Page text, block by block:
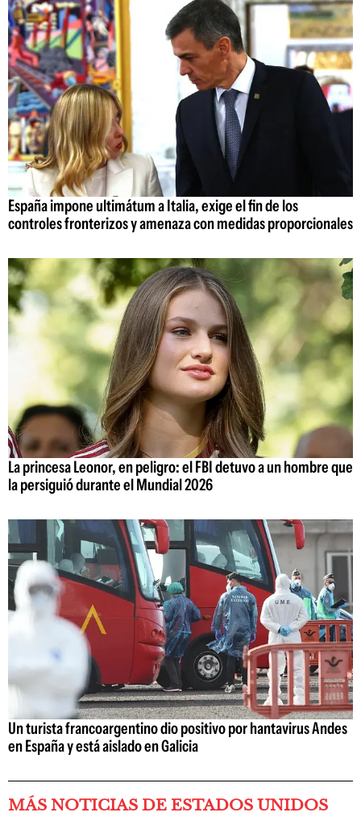
España impone ultimátum a Italia, exige el fin de los
controles fronterizos y amenaza con medidas proporcionales
La princesa Leonor, en peligro: el FBI detuvo a un hombre que
la persiguió durante el Mundial 2026
Un turista francoargentino dio positivo por hantavirus Andes
en España y está aislado en Galicia
MÁS NOTICIAS DE ESTADOS UNIDOS